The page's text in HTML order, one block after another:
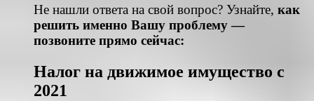
Не нашли ответа на свой вопрос? Узнайте, как
решить именно Вашу проблему —
позвоните прямо сейчас:
Налог на движимое имущество с
2021